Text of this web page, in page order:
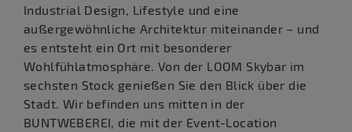
Industrial Design, Lifestyle und eine
außergewöhnliche Architektur miteinander – und
es entsteht ein Ort mit besonderer
Wohlfühlatmosphäre. Von der LOOM Skybar im
sechsten Stock genießen Sie den Blick über die
Stadt. Wir befinden uns mitten in der
BUNTWEBEREI, die mit der Event-Location